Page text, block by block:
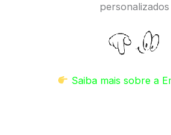
personalizados
Saiba mais sobre a